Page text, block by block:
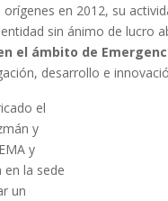
en 2012, su
sin ánimo de lucro
el ámbito de
desarrollo e
el
y
y
en la sede
un